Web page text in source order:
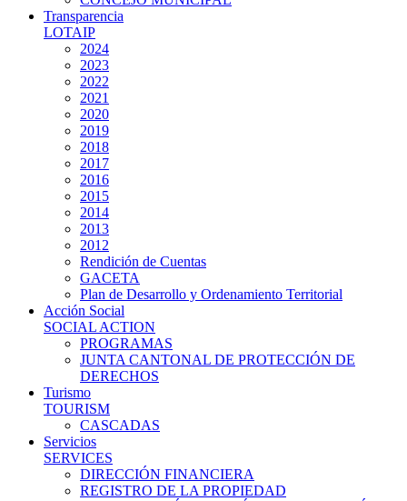
Transparencia
LOTAIP
2024
2023
2022
2021
2020
2019
2018
2017
2016
2015
2014
2013
2012
Rendición de Cuentas
GACETA
Plan de Desarrollo y Ordenamiento Territorial
Acción Social
SOCIAL ACTION
PROGRAMAS
JUNTA CANTONAL DE PROTECCIÓN DE
DERECHOS
Turismo
TOURISM
CASCADAS
Servicios
SERVICES
DIRECCIÓN FINANCIERA
REGISTRO DE LA PROPIEDAD